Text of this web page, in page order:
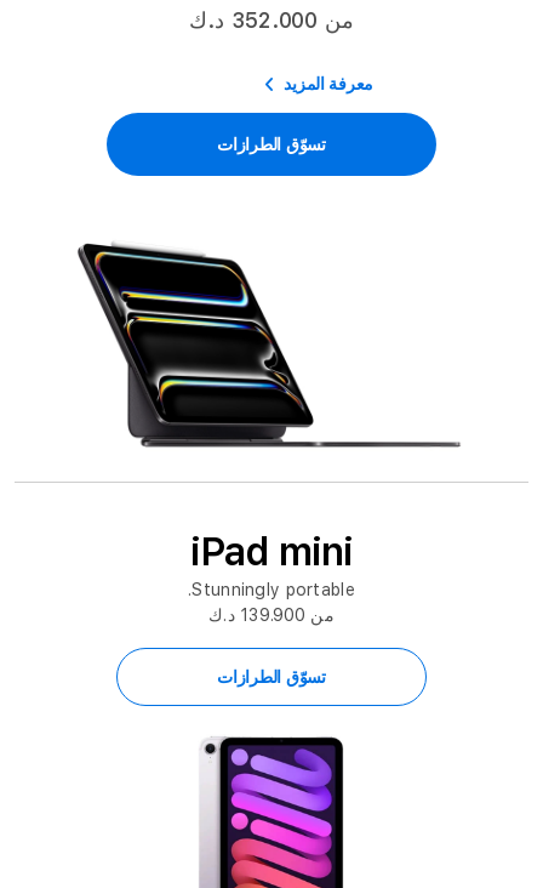
من 352.000 د.ك
معرفة المزيد
تسوّق الطرازات
iPad mini
Stunningly portable.
من 139.900 د.ك
تسوّق الطرازات